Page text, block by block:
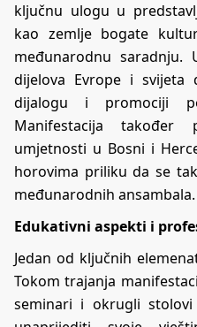
ključnu ulogu u
kao zemlje bogate
međunarodnu saradnju.
dijelova Evrope i svijeta
dijalogu i promociji
Manifestacija također
umjetnosti u Bosni i
horovima priliku da se
međunarodnih ansambala.
Edukativni aspekti i
Jedan od ključnih
Tokom trajanja
seminari i okrugli